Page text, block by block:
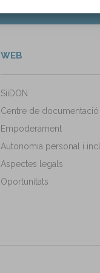
WEB
SiiDON
Centre de documentació
Empoderament
Autonomia personal i
Aspectes legals
Oportunitats